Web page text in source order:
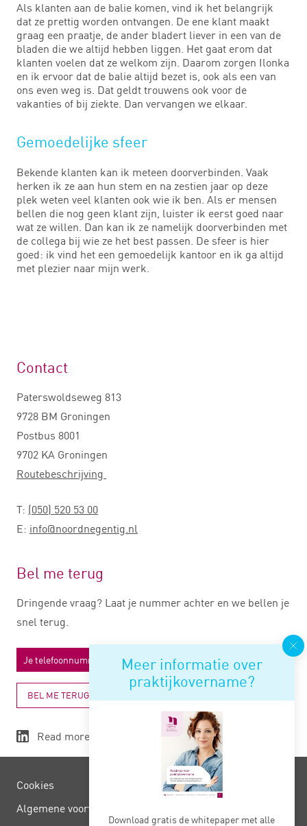
Als klanten aan de balie komen, vind ik het belangrijk
dat ze prettig worden ontvangen. De ene klant maakt
graag een praatje, de ander bladert liever in een van de
bladen die we altijd hebben liggen. Het gaat erom dat
klanten voelen dat ze welkom zijn. Daarom zorgen Ilonka
en ik ervoor dat de balie altijd bezet is, ook als een van
ons even weg is. Dat geldt trouwens ook voor de
vakanties of bij ziekte. Dan vervangen we elkaar.
Gemoedelijke sfeer
Bekende klanten kan ik meteen doorverbinden. Vaak
herken ik ze aan hun stem en na zestien jaar op deze
plek weten veel klanten ook wie ik ben. Als er mensen
bellen die nog geen klant zijn, luister ik eerst goed naar
wat ze willen. Dan kan ik ze namelijk doorverbinden met
de collega bij wie ze het best passen. De sfeer is hier
goed: ik vind het een gemoedelijk kantoor en ik ga altijd
met plezier naar mijn werk.
Meer informatie over
praktijkovername?
Download gratis de whitepaper met alle
Contact
Paterswoldseweg 813
9728 BM Groningen
Postbus 8001
9702 KA Groningen
Routebeschrijving
T: (050) 520 53 00
E: info@noordnegentig.nl
Bel me terug
Dringende vraag? Laat je nummer achter en we bellen je
snel terug.
BEL ME TERUG
Read more
Cookies
Algemene voorwaarden